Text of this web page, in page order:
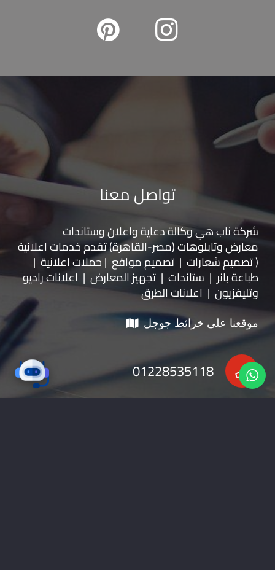
تواصل معنا
شركة ناب هي وكالة دعاية واعلان وستاندات
معارضوتابلوهات(مصر-القاهرة) تقدم خدمات اعلانية
( تصميم شعارات | تصميم مواقع | حملات اعلانية |
طباعة بانر | ستاندات | تجهيز المعارض | اعلانات راديو
وتليفزيون | اعلانات الطرق
موقعنا على خرائط جوجل
01228535118